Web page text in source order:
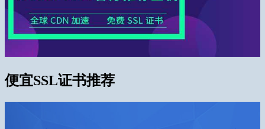
便宜SSL证书推荐